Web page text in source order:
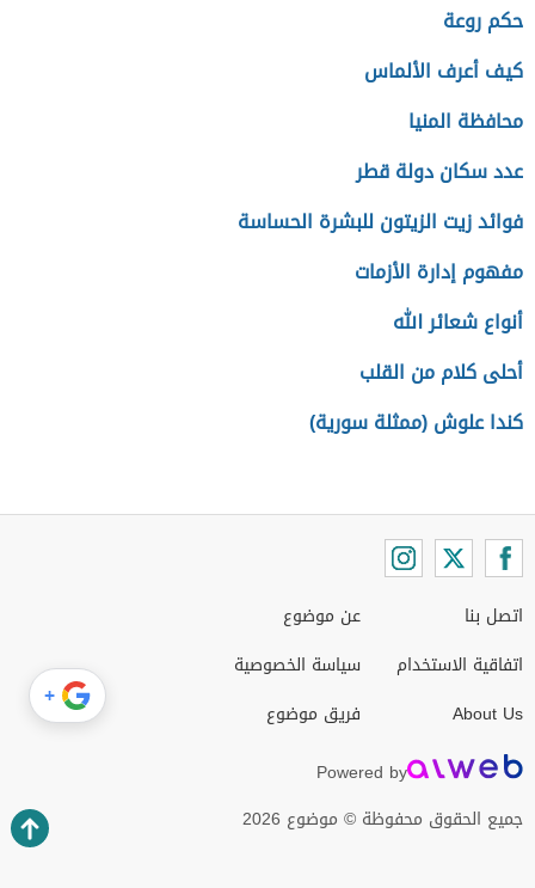
حكم روعة
كيف أعرف الألماس
محافظة المنيا
عدد سكان دولة قطر
فوائد زيت الزيتون للبشرة الحساسة
مفهوم إدارة الأزمات
أنواع شعائر الله
أحلى كلام من القلب
كندا علوش (ممثلة سورية)
اتصل بنا
اتفاقية الاستخدام
About Us
عن موضوع
سياسة الخصوصية
فريق موضوع
Powered by
جميع الحقوق محفوظة © موضوع 2026
+